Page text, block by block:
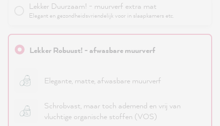
Lekker Duurzaam! - muurverf extra mat
Elegant en gezondheidsvriendelijk voor in slaapkamers etc.
Lekker Robuust! - afwasbare muurverf
Elegante, matte, afwasbare muurverf
Schrobvast, maar toch ademend en vrij van
vluchtige organische stoffen (VOS)